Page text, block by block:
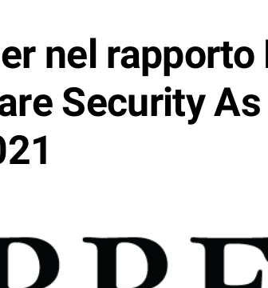
nel
Security